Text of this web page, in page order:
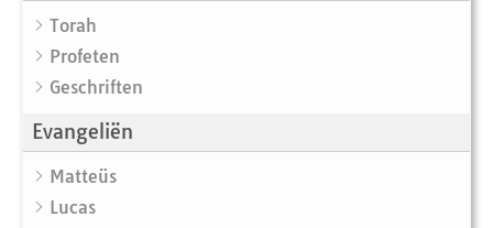
Torah
Profeten
Geschriften
Evangeliën
Matteüs
Lucas